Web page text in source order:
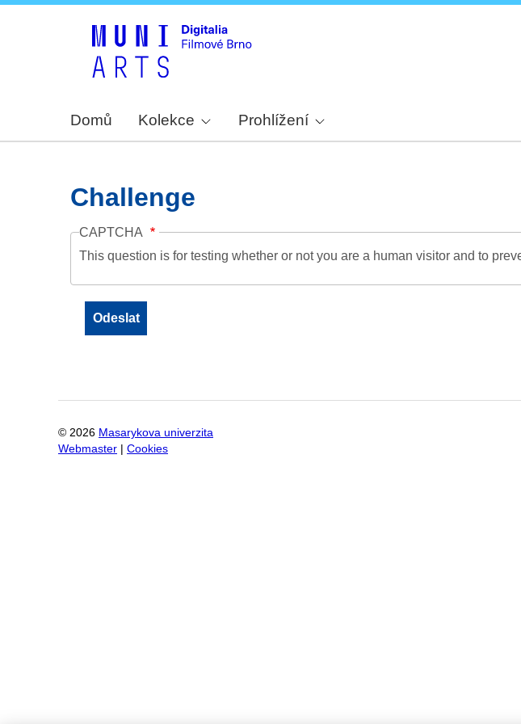
Domů Kolekce Prohlížení
Challenge
CAPTCHA
This question is for testing whether or not you are a human visitor and to
© 2026 Masarykova univerzita
Webmaster
Cookies